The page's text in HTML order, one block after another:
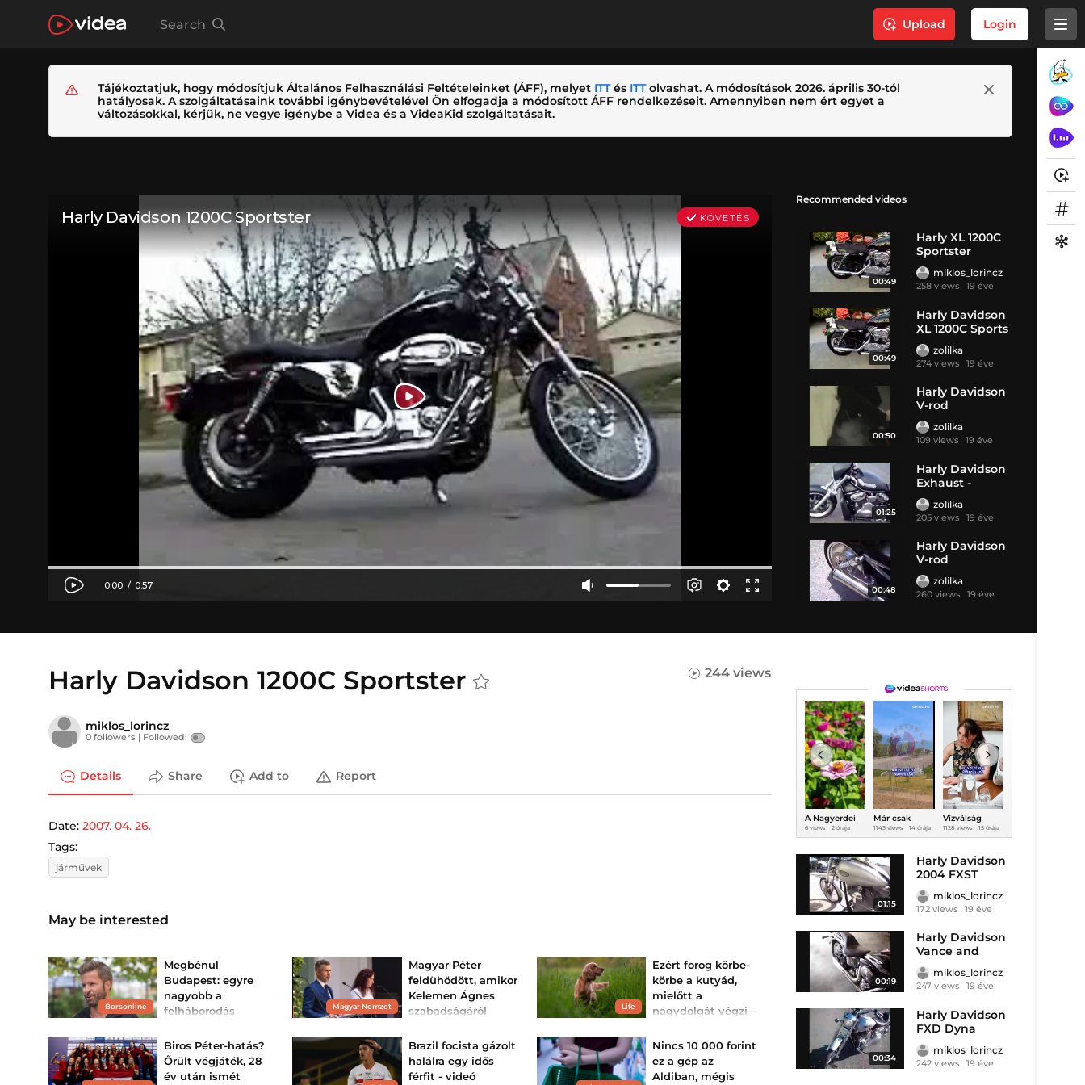
Search Upload Login
Tájékoztatjuk, hogy módosítjuk Általános Felhasználási Feltételeinket (ÁFF), melyet ITTés ITTolvashat. A módosítások 2026. április 30-tól
hatályosak. A szolgáltatásaink további igénybevételével Ön elfogadja a módosított ÁFF rendelkezéseit. Amennyiben nem ért egyet a
változásokkal, kérjük, ne vegye igénybe a Videa és a VideaKid szolgáltatásait.
Recommended videos
00:49
Harly XL 1200C
Sportster
miklos_lorincz
258 views 19 éve
00:49
Harly Davidson
XL 1200C Sports
zolilka
274 views 19 éve
00:50
Harly Davidson
V-rod
zolilka
109 views 19 éve
01:25
Harly Davidson
Exhaust -
VRSCD
zolilka
205 views 19 éve
00:48
Harly Davidson
V-rod
zolilka
260 views 19 éve
Harly Davidson 1200C Sportster 244 views
miklos_lorincz
0 followers | Followed:
Details Share Add to Report
Date: 2007. 04. 26.
Tags:
járművek
May be interested
Borsonline
Megbénul
Budapest: egyre
nagyobb a
felháborodás
bulija miatt –
Vitézy Dávid is
megs...
Magyar Nemzet
Magyar Péter
feldühödött, amikor
Kelemen Ágnes
szabadságáról
A kormányfő azt állította,
hogy a vízügyi államtitkár
az ő kérésére fontos
tárgyaláson vett részt.
Life
Ezért forog körbe-
körbe a kutyád,
mielőtt a
nagydolgát végzi –
furcsa
Nem a kényelmes
testhelyzetet keresik.
Biros Péter-hatás?
Őrült végjáték, 28
év után ismét
Brazil focista gázolt
halálra egy idős
férfit - videó
Nincs 10 000 forint
ez a gép az
Aldiban, mégis
A Nagyerdei
Virágoskertbe
n jártunk
6 views 2 órája
Már csak
napok
választanak el
1143 views 14 órája
Vízválság
helyett
Facebook-
teljesen
elszabadultak
az indulatok
1128 views 15 órája
01:15
Harly Davidson
2004 FXST
miklos_lorincz
172 views 19 éve
00:19
Harly Davidson
Vance and
Hines
miklos_lorincz
247 views 19 éve
00:34
Harly Davidson
FXD Dyna
Super
miklos_lorincz
242 views 19 éve